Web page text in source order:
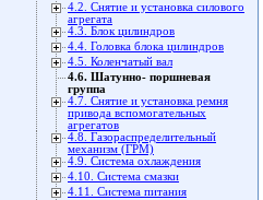
4.2. Снятие и установка силового
агрегата
4.3. Блок цилиндров
4.4. Головка блока цилиндров
4.5. Коленчатый вал
4.6. Шатунно- поршневая
группа
4.7. Снятие и установка ремня
привода вспомогательных
агрегатов
4.8. Газораспределительный
механизм (ГРМ)
4.9. Система охлаждения
4.10. Система смазки
4.11. Система питания